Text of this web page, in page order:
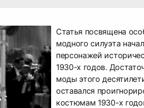
Статья посвящена
модного силуэта
персонажей
1930-х годов.
моды этого
оставался
костюмам 1930-х